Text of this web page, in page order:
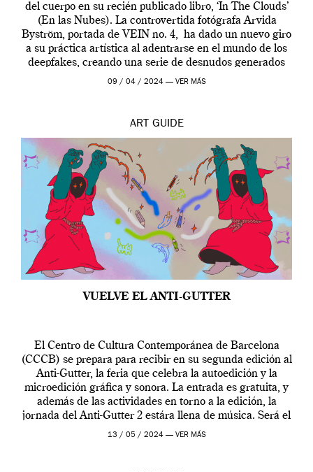
del cuerpo en su recién publicado libro, ‘In The Clouds’
(En las Nubes). La controvertida fotógrafa Arvida
Byström, portada de VEIN no. 4, ha dado un nuevo giro
a su práctica artística al adentrarse en el mundo de los
deepfakes, creando una serie de desnudos generados
por […]
09 / 04 / 2024 — VER MÁS
ART GUIDE
VUELVE EL ANTI-GUTTER
El Centro de Cultura Contemporánea de Barcelona
(CCCB) se prepara para recibir en su segunda edición al
Anti-Gutter, la feria que celebra la autoedición y la
microedición gráfica y sonora. La entrada es gratuita, y
además de las actividades en torno a la edición, la
jornada del Anti-Gutter 2 estára llena de música. Será el
[…]
13 / 05 / 2024 — VER MÁS